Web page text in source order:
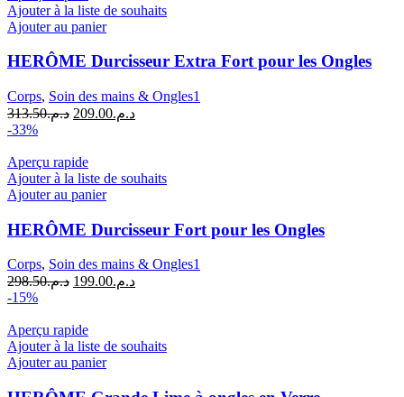
Ajouter à la liste de souhaits
Ajouter au panier
HERÔME Durcisseur Extra Fort pour les Ongles
Corps, Soin des mains & Ongles1
د.م.313.50
Le
était :
د.م.313.50.
د.م.209.00
Le
-33%
Aperçu rapide
Ajouter à la liste de souhaits
Ajouter au panier
HERÔME Durcisseur Fort pour les Ongles
Corps, Soin des mains & Ongles1
د.م.298.50
Le
était :
د.م.298.50.
د.م.199.00
Le
-15%
Aperçu rapide
Ajouter à la liste de souhaits
Ajouter au panier